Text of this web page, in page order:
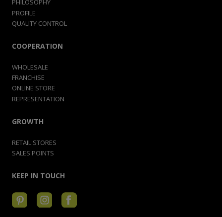
PHILOSOPHY
PROFILE
QUALITY CONTROL
COOPERATION
WHOLESALE
FRANCHISE
ONLINE STORE
REPRESENTATION
GROWTH
RETAIL STORES
SALES POINTS
KEEP IN TOUCH